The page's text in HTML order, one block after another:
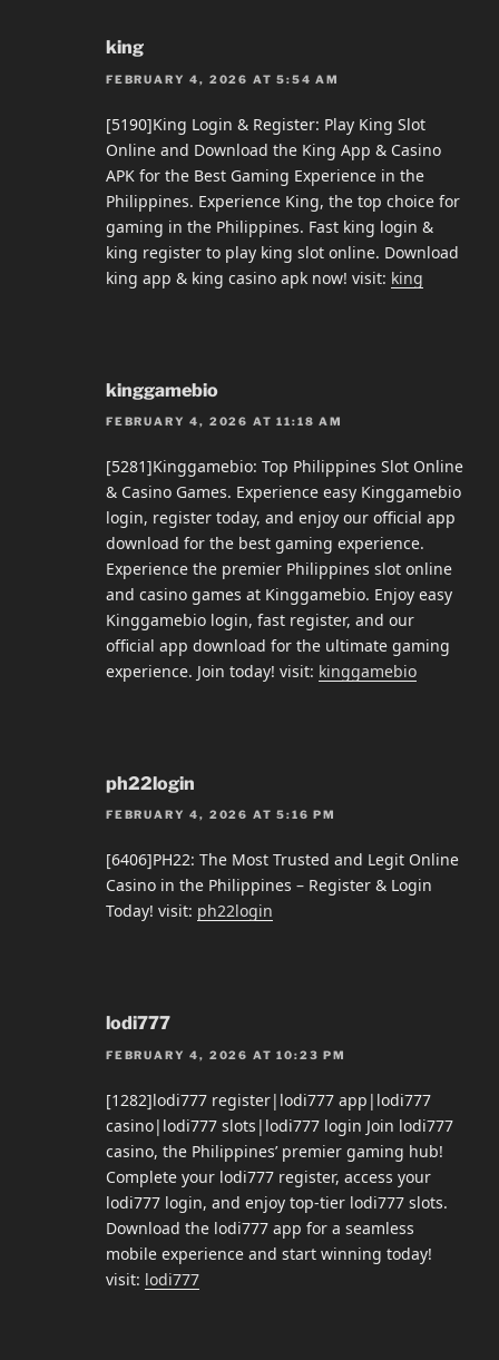
king
FEBRUARY 4, 2026 AT 5:54 AM
[5190]King Login & Register: Play King Slot
Online and Download the King App & Casino
APK for the Best Gaming Experience in the
Philippines. Experience King, the top choice for
gaming in the Philippines. Fast king login &
king register to play king slot online. Download
king app & king casino apk now! visit: king
kinggamebio
FEBRUARY 4, 2026 AT 11:18 AM
[5281]Kinggamebio: Top Philippines Slot Online
& Casino Games. Experience easy Kinggamebio
login, register today, and enjoy our official app
download for the best gaming experience.
Experience the premier Philippines slot online
and casino games at Kinggamebio. Enjoy easy
Kinggamebio login, fast register, and our
official app download for the ultimate gaming
experience. Join today! visit: kinggamebio
ph22login
FEBRUARY 4, 2026 AT 5:16 PM
[6406]PH22: The Most Trusted and Legit Online
Casino in the Philippines – Register & Login
Today! visit: ph22login
lodi777
FEBRUARY 4, 2026 AT 10:23 PM
[1282]lodi777 register|lodi777 app|lodi777
casino|lodi777 slots|lodi777 login Join lodi777
casino, the Philippines’ premier gaming hub!
Complete your lodi777 register, access your
lodi777 login, and enjoy top-tier lodi777 slots.
Download the lodi777 app for a seamless
mobile experience and start winning today!
visit: lodi777